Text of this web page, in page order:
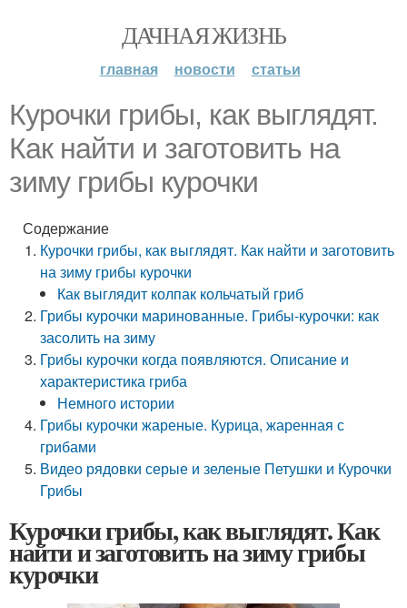
ДАЧНАЯ ЖИЗНЬ
главная новости статьи
Курочки грибы, как выглядят.
Как найти и заготовить на
зиму грибы курочки
Содержание
Курочки грибы, как выглядят. Как найти и заготовить
на зиму грибы курочки
Как выглядит колпак кольчатый гриб
Грибы курочки маринованные. Грибы-курочки: как
засолить на зиму
Грибы курочки когда появляются. Описание и
характеристика гриба
Немного истории
Грибы курочки жареные. Курица, жаренная с
грибами
Видео рядовки серые и зеленые Петушки и Курочки
Грибы
Курочки грибы, как выглядят. Как
найти и заготовить на зиму грибы
курочки